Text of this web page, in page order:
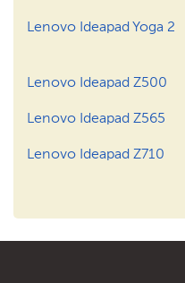
Ремонт после залития
Lenovo Ideapad Yoga 2
Lenovo Ideapad Z500
Lenovo Ideapad Z565
Lenovo Ideapad Z710